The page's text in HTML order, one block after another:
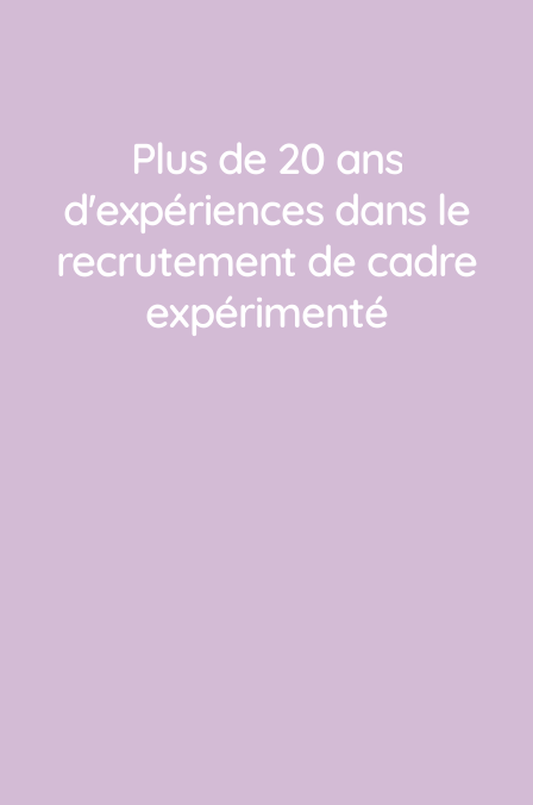
Plus de 20 ans
d'expériences dans le
recrutement de cadre
expérimenté